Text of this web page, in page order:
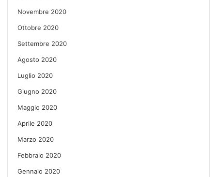
Novembre 2020
Ottobre 2020
Settembre 2020
Agosto 2020
Luglio 2020
Giugno 2020
Maggio 2020
Aprile 2020
Marzo 2020
Febbraio 2020
Gennaio 2020